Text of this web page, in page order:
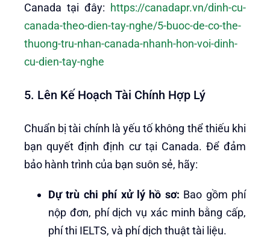
Canada tại đây: https://canadapr.vn/dinh-cu-
canada-theo-dien-tay-nghe/5-buoc-de-co-the-
thuong-tru-nhan-canada-nhanh-hon-voi-dinh-
cu-dien-tay-nghe
5. Lên Kế Hoạch Tài Chính Hợp Lý
Chuẩn bị tài chính là yếu tố không thể thiếu khi
bạn quyết định định cư tại Canada. Để đảm
bảo hành trình của bạn suôn sẻ, hãy:
Dự trù chi phí xử lý hồ sơ: Bao gồm phí
nộp đơn, phí dịch vụ xác minh bằng cấp,
phí thi IELTS, và phí dịch thuật tài liệu.